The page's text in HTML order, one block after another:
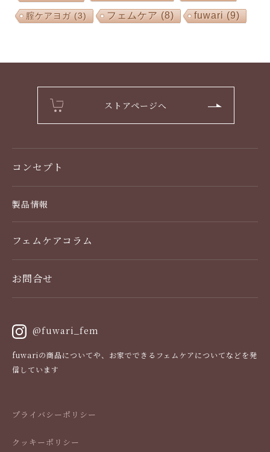
腟ケアヨガ(3) フェムケア (8) fuwari (9)
コンセプト
製品情報
デリケートゾーンケア
お得な定期便
フェムケアコラム
お問合せ
ストアページへ
@fuwari_fem
fuwariの商品についてや、お家でできるフェムケアについてなどを発
信しています
プライバシーポリシー
クッキーポリシー